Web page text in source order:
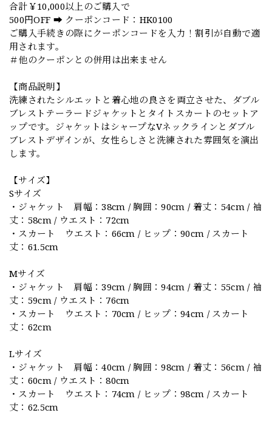
合計￥10,000以上のご購入で
500円OFF ➡️ クーポンコード：HK0100
ご購入手続きの際にクーポンコードを入力！割引が自動で適
用されます。
＃他のクーポンとの併用は出来ません
【商品説明】
洗練されたシルエットと着心地の良さを両立させた、ダブル
ブレストテーラードジャケットとタイトスカートのセットア
ップです。ジャケットはシャープなVネックラインとダブル
ブレストデザインが、女性らしさと洗練された雰囲気を演出
します。
【サイズ】
Sサイズ
・ジャケット 肩幅：38cm / 胸囲：90cm / 着丈：54cm / 袖
丈：58cm / ウエスト：72cm
・スカート ウエスト：66cm / ヒップ：90cm / スカート
丈：61.5cm
Mサイズ
・ジャケット 肩幅：39cm / 胸囲：94cm / 着丈：55cm / 袖
丈：59cm / ウエスト：76cm
・スカート ウエスト：70cm / ヒップ：94cm / スカート
丈：62cm
Lサイズ
・ジャケット 肩幅：40cm / 胸囲：98cm / 着丈：56cm / 袖
丈：60cm / ウエスト：80cm
・スカート ウエスト：74cm / ヒップ：98cm / スカート
丈：62.5cm